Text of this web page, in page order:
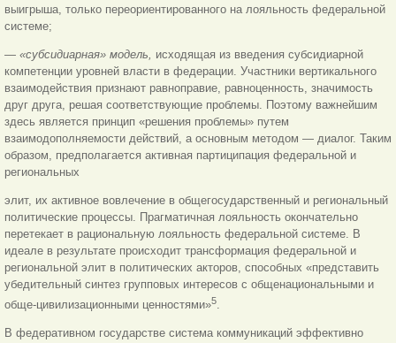
выигрыша, только переориентированного на лояльность федеральной
системе;
— «субсидиарная» модель, исходящая из введения субсидиарной
компетенции уровней власти в федерации. Участники вертикального
взаимодействия признают равноправие, равноценность, значимость
друг друга, решая соответствующие проблемы. Поэтому важнейшим
здесь является принцип «решения проблемы» путем
взаимодополняемости действий, а основным методом — диалог. Таким
образом, предполагается активная партиципация федеральной и
региональных
элит, их активное вовлечение в общегосударственный и региональный
политические процессы. Прагматичная лояльность окончательно
перетекает в рациональную лояльность федеральной системе. В
идеале в результате происходит трансформация федеральной и
региональной элит в политических акторов, способных «представить
убедительный синтез групповых интересов с общенациональными и
обще-цивилизационными ценностями»5.
В федеративном государстве система коммуникаций эффективно